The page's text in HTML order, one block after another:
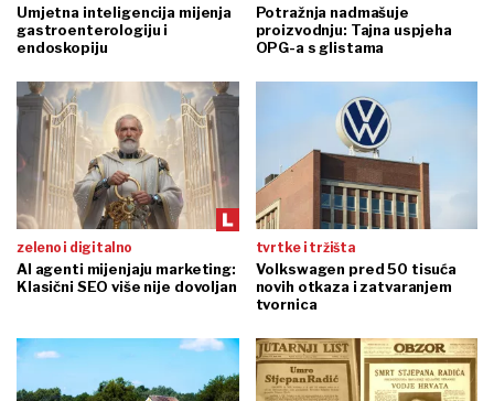
Umjetna inteligencija mijenja
gastroenterologiju i
endoskopiju
Potražnja nadmašuje
proizvodnju: Tajna uspjeha
OPG-a s glistama
zeleno i digitalno
AI agenti mijenjaju marketing:
Klasični SEO više nije dovoljan
tvrtke i tržišta
Volkswagen pred 50 tisuća
novih otkaza i zatvaranjem
tvornica